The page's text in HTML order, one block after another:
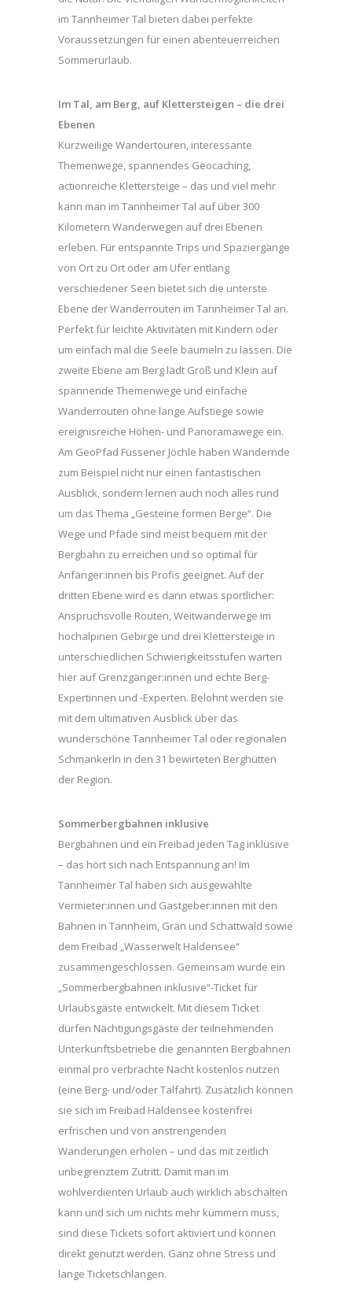
im Tannheimer Tal bieten dabei perfekte
Voraussetzungen für einen abenteuerreichen
Sommerurlaub.
Im Tal, am Berg, auf Klettersteigen – die drei
Ebenen
Kurzweilige Wandertouren, interessante
Themenwege, spannendes Geocaching,
actionreiche Klettersteige – das und viel mehr
kann man im Tannheimer Tal auf über 300
Kilometern Wanderwegen auf drei Ebenen
erleben. Für entspannte Trips und Spaziergänge
von Ort zu Ort oder am Ufer entlang
verschiedener Seen bietet sich die unterste
Ebene der Wanderrouten im Tannheimer Tal an.
Perfekt für leichte Aktivitäten mit Kindern oder
um einfach mal die Seele baumeln zu lassen. Die
zweite Ebene am Berg lädt Groß und Klein auf
spannende Themenwege und einfache
Wanderrouten ohne lange Aufstiege sowie
ereignisreiche Höhen- und Panoramawege ein.
Am GeoPfad Füssener Jöchle haben Wandernde
zum Beispiel nicht nur einen fantastischen
Ausblick, sondern lernen auch noch alles rund
um das Thema „Gesteine formen Berge“. Die
Wege und Pfade sind meist bequem mit der
Bergbahn zu erreichen und so optimal für
Anfänger:innen bis Profis geeignet. Auf der
dritten Ebene wird es dann etwas sportlicher:
Anspruchsvolle Routen, Weitwanderwege im
hochalpinen Gebirge und drei Klettersteige in
unterschiedlichen Schwierigkeitsstufen warten
hier auf Grenzgänger:innen und echte Berg-
Expertinnen und -Experten. Belohnt werden sie
mit dem ultimativen Ausblick über das
wunderschöne Tannheimer Tal oder regionalen
Schmankerln in den 31 bewirteten Berghütten
der Region.
Sommerbergbahnen inklusive
Bergbahnen und ein Freibad jeden Tag inklusive
– das hört sich nach Entspannung an! Im
Tannheimer Tal haben sich ausgewählte
Vermieter:innen und Gastgeber:innen mit den
Bahnen in Tannheim, Grän und Schattwald sowie
dem Freibad „Wasserwelt Haldensee“
zusammengeschlossen. Gemeinsam wurde ein
„Sommerbergbahnen inklusive“-Ticket für
Urlaubsgäste entwickelt. Mit diesem Ticket
dürfen Nächtigungsgäste der teilnehmenden
Unterkunftsbetriebe die genannten Bergbahnen
einmal pro verbrachte Nacht kostenlos nutzen
(eine Berg- und/oder Talfahrt). Zusätzlich können
sie sich im Freibad Haldensee kostenfrei
erfrischen und von anstrengenden
Wanderungen erholen – und das mit zeitlich
unbegrenztem Zutritt. Damit man im
wohlverdienten Urlaub auch wirklich abschalten
kann und sich um nichts mehr kümmern muss,
sind diese Tickets sofort aktiviert und können
direkt genutzt werden. Ganz ohne Stress und
lange Ticketschlangen.